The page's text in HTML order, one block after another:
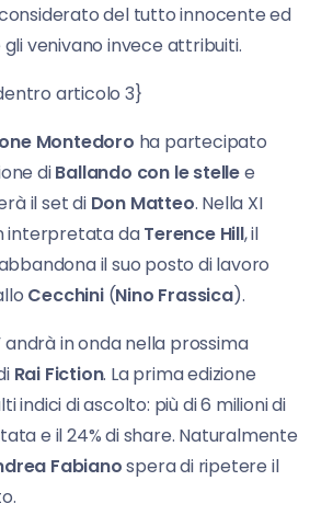
del tutto innocente ed
venivano invece attribuiti.
articolo 3}
Montedoro ha partecipato
diBallando con le stellee
il set di Don Matteo. Nella XI
interpretata daTerence Hill, il
il suo posto di lavoro
Cecchini(Nino Frassica).
andrà in onda nella prossima
Rai Fiction. La prima edizione
indici di ascolto: più di 6 milioni di
e il 24% di share. Naturalmente
Fabianospera di ripetere il